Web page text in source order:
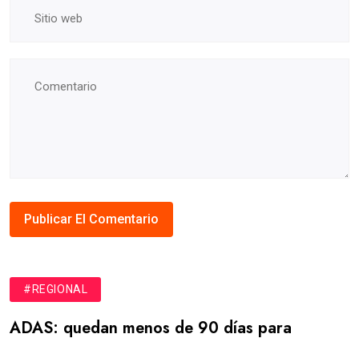
#REGIONAL
ADAS: quedan menos de 90 días para